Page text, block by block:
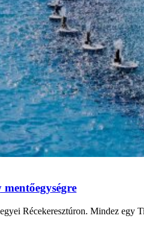
Récekeresztúron. Mindez